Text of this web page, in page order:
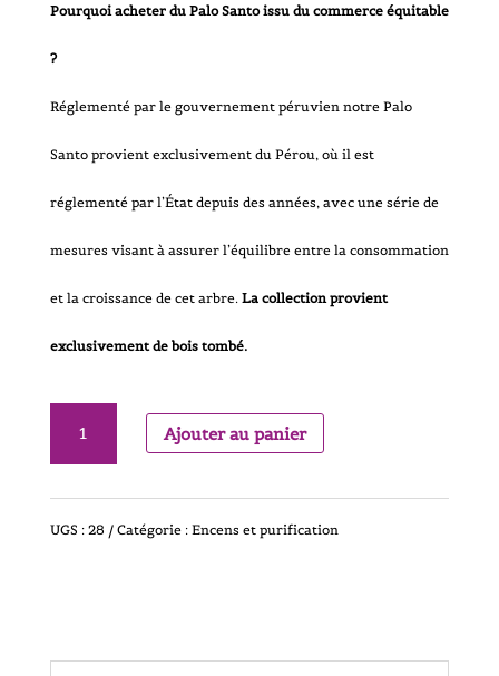
Pourquoi acheter du Palo Santo issu du commerce équitable
?
Réglementé par le gouvernement péruvien notre Palo
Santo provient exclusivement du Pérou, où il est
réglementé par l’État depuis des années, avec une série de
mesures visant à assurer l’équilibre entre la consommation
et la croissance de cet arbre. La collection provient
exclusivement de bois tombé.
quantité
de
Fagot
Santo
Ajouter au panier
UGS : 28 Catégorie : Encens et purification